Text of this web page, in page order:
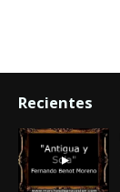
Recientes